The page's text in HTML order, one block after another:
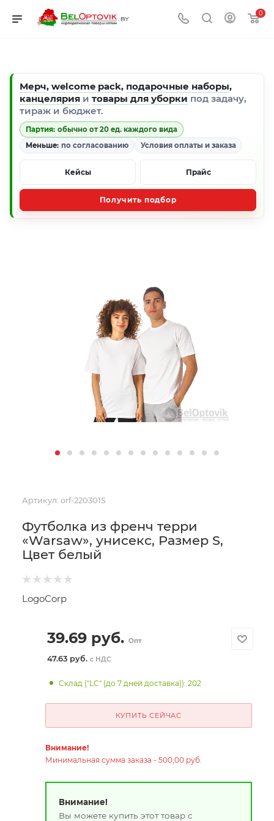
0
Мерч, welcome pack, подарочные наборы,
канцелярия и товары для уборки под задачу,
тираж и бюджет.
Партия: обычно от 20 ед. каждого вида
Меньше: по согласованию Условия оплаты и заказа
Кейсы Прайс
Получить подбор
Артикул: orf-220301S
Футболка из френч терри
«Warsaw», унисекс, Размер S,
Цвет белый
LogoCorp
39.69руб. Опт
47.63 руб. с НДС
Склад ("LC" (до 7 дней доставка)): 202
КУПИТЬ СЕЙЧАС
Внимание!
Минимальная сумма заказа - 500,00 руб.
Внимание!
Вы можете купить этот товар с